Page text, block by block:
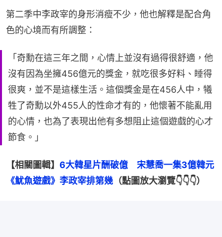
第二季中李政宰的身形消瘦不少，他也解釋是配合角
色的心境而有所調整：
「奇勳在這三年之間，心情上並沒有過得很舒適，他
沒有因為坐擁456億元的獎金，就吃很多好料、睡得
很爽，並不是這樣生活。這個獎金是在456人中，犧
牲了奇勳以外455人的性命才有的，他懷著不能亂用
的心情，也為了表現出他有多想阻止這個遊戲的心才
節食。」
【相關圖輯】 6大韓星片酬破億　宋慧喬一集3億韓元
《魷魚遊戲》李政宰排第幾 （點圖放大瀏覽👇👇👇）